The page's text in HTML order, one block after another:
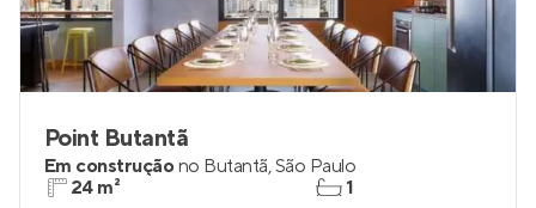
Point Butantã
Em construçãono Butantã,São Paulo
24 m²
1